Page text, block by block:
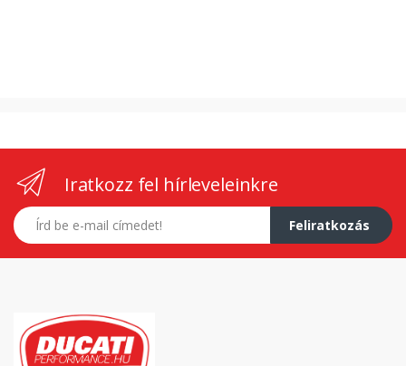
Iratkozz fel hírleveleinkre
E-mail címed
Feliratkozás